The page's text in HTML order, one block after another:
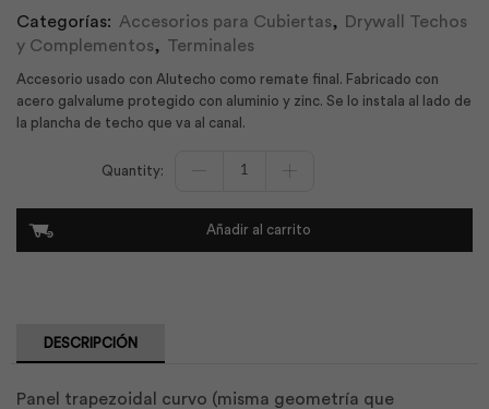
Categorías: Accesorios para Cubiertas, Drywall Techos
y Complementos, Terminales
Accesorio usado con Alutecho como remate final. Fabricado con
acero galvalume protegido con aluminio y zinc. Se lo instala al lado de
la plancha de techo que va al canal.
x1030
x1500
Añadir al carrito
DESCRIPCIÓN
Panel trapezoidal curvo (misma geometría que